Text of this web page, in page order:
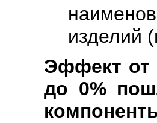
изделий
Эффект от
до 0%